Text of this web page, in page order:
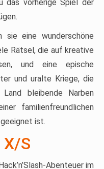
das vorherige Spiel der
sie eine wunderschöne
Rätsel, die auf kreative
und eine epische
und uralte Kriege, die
bleibende Narben
familienfreundlichen
ist.
X/S
Abenteuer im